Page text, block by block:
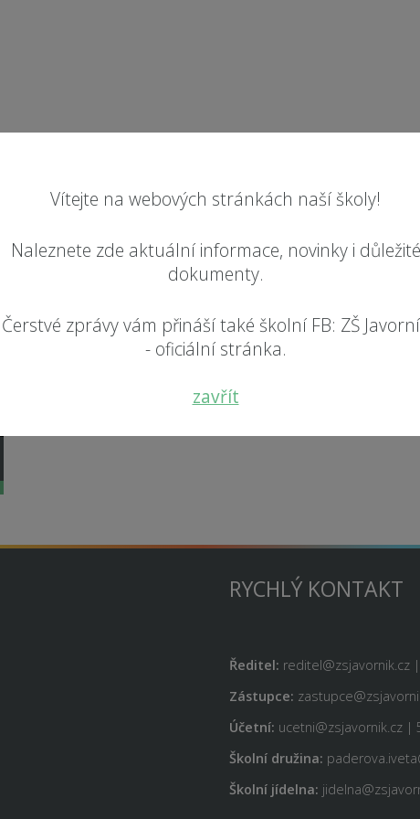
Vítejte na webových stránkách naší školy!
Naleznete zde aktuální informace, novinky i důležité
dokumenty.
Čerstvé zprávy vám přináší také školní FB: ZŠ
- oficiální stránka.
zavřít
RYCHLÝ KONTAKT
Ředitel: reditel@zsjavornik.cz
Zástupce:
Účetní: ucetni@zsjavornik.cz |
Školní družina:
Školní jídelna: